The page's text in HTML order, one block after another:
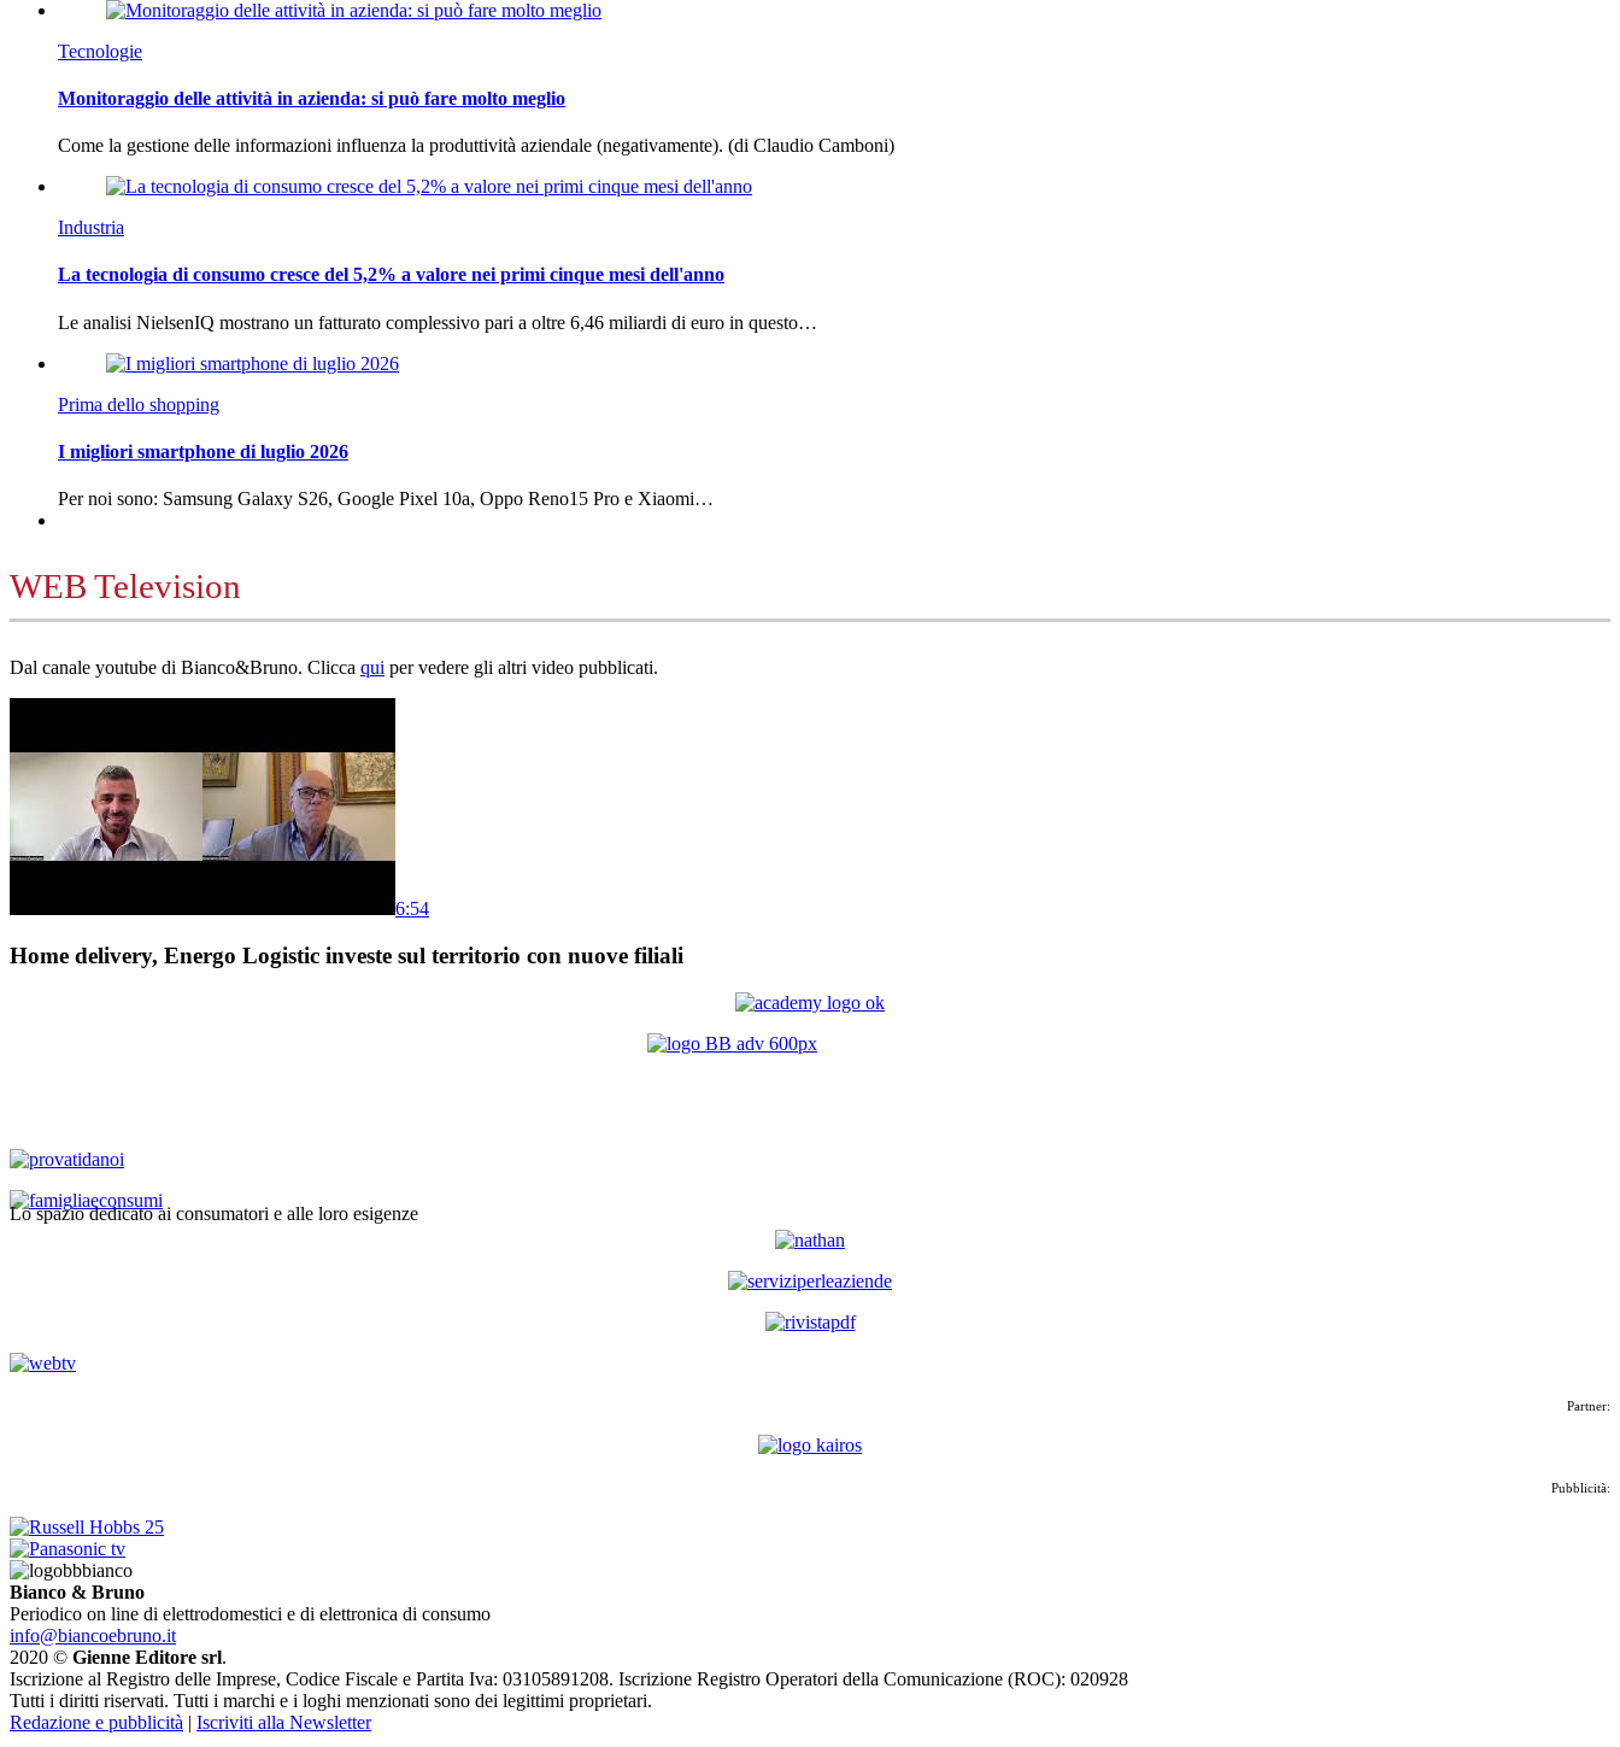
Tecnologie
Monitoraggio delle attività in azienda: si può fare molto meglio
Come la gestione delle informazioni influenza la produttività aziendale (negativamente). (di Claudio Camboni)
Industria
La tecnologia di consumo cresce del 5,2% a valore nei primi cinque mesi dell'anno
Le analisi NielsenIQ mostrano un fatturato complessivo pari a oltre 6,46 miliardi di euro in questo…
Prima dello shopping
I migliori smartphone di luglio 2026
Per noi sono: Samsung Galaxy S26, Google Pixel 10a, Oppo Reno15 Pro e Xiaomi…
WEB Television
Dal canale youtube di Bianco&Bruno. Clicca qui per vedere gli altri video pubblicati.
6:54
Home delivery, Energo Logistic investe sul territorio con nuove filiali
Lo spazio dedicato ai consumatori e alle loro esigenze
Partner:
Pubblicità:
Bianco & Bruno
Periodico on line di elettrodomestici e di elettronica di consumo
info@biancoebruno.it
2020 © Gienne Editore srl.
Iscrizione al Registro delle Imprese, Codice Fiscale e Partita Iva: 03105891208. Iscrizione Registro Operatori della Comunicazione (ROC): 020928
Tutti i diritti riservati. Tutti i marchi e i loghi menzionati sono dei legittimi proprietari.
Redazione e pubblicità | Iscriviti alla Newsletter